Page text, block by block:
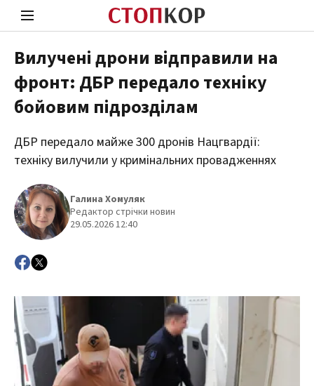
Стоп Політичній Корупції
Політика
Вилучені дрони відправили на
фронт: ДБР передало техніку
бойовим підрозділам
ДБР передало майже 300 дронів Нацгвардії:
техніку вилучили у кримінальних провадженнях
Галина Хомуляк
Редактор стрічки новин
29.05.2026 12:40